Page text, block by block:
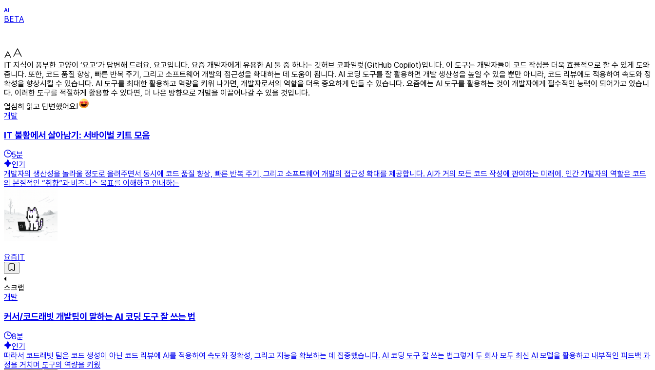
BETA
IT 지식이 풍부한 고양이 ‘요고’가 답변해 드려요. 요고입니다. 요즘 개발자에게 유용한 AI 툴 중 하나는 깃허브 코파일럿(GitHub Copilot)입니다. 이 도구는 개발자들이 코드 작성을 더욱 효율적으로 할 수 있게 도와
줍니다. 또한, 코드 품질 향상, 빠른 반복 주기, 그리고 소프트웨어 개발의 접근성을 확대하는 데 도움이 됩니다. AI 코딩 도구를 잘 활용하면 개발 생산성을 높일 수 있을 뿐만 아니라, 코드 리뷰에도 적용하여 속도와 정
확성을 향상시킬 수 있습니다. AI 도구를 최대한 활용하고 역량을 키워 나가면, 개발자로서의 역할을 더욱 중요하게 만들 수 있습니다. 요즘에는 AI 도구를 활용하는 것이 개발자에게 필수적인 능력이 되어가고 있습니
다. 이러한 도구를 적절하게 활용할 수 있다면, 더 나은 방향으로 개발을 이끌어나갈 수 있을 것입니다.
열심히 읽고 답변했어요!
개발
IT 불황에서 살아남기: 서바이벌 키트 모음
5분
인기
개발자의 생산성을 놀라울 정도로 올려주면서 동시에 코드 품질 향상, 빠른 반복 주기, 그리고 소프트웨어 개발의 접근성 확대를 제공합니다. AI가 거의 모든 코드 작성에 관여하는 미래에, 인간 개발자의 역할은 코드
의 본질적인 “취향”과 비즈니스 목표를 이해하고 안내하는
요즘IT
스크랩
개발
커서/코드래빗 개발팀이 말하는 AI 코딩 도구 잘 쓰는 법
8분
인기
따라서 코드래빗 팀은 코드 생성이 아닌 코드 리뷰에 AI를 적용하여 속도와 정확성, 그리고 지능을 확보하는 데 집중했습니다. AI 코딩 도구 잘 쓰는 법그렇게 두 회사 모두 최신 AI 모델을 활용하고 내부적인 피드백 과
정을 거치며 도구의 역량을 키웠